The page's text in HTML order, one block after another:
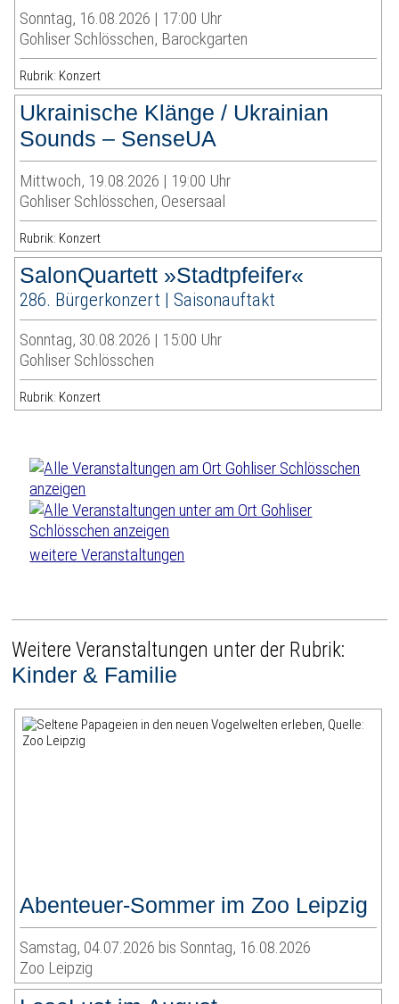
Sonntag, 16.08.2026 | 17:00 Uhr
Gohliser Schlösschen, Barockgarten
Rubrik: Konzert
Ukrainische Klänge / Ukrainian
Sounds – SenseUA
Mittwoch, 19.08.2026 | 19:00 Uhr
Gohliser Schlösschen, Oesersaal
Rubrik: Konzert
SalonQuartett »Stadtpfeifer«
286. Bürgerkonzert | Saisonauftakt
Sonntag, 30.08.2026 | 15:00 Uhr
Gohliser Schlösschen
Rubrik: Konzert
weitere Veranstaltungen
Weitere Veranstaltungen unter der Rubrik:
Kinder & Familie
Abenteuer-Sommer im Zoo Leipzig
Samstag, 04.07.2026 bis Sonntag, 16.08.2026
Zoo Leipzig